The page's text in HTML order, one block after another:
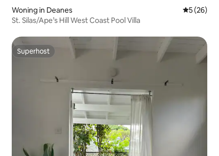
Woning in Deanes
5 (26)
St. Silas/Ape’s Hill West Coast Pool Villa
Superhost
Superhost